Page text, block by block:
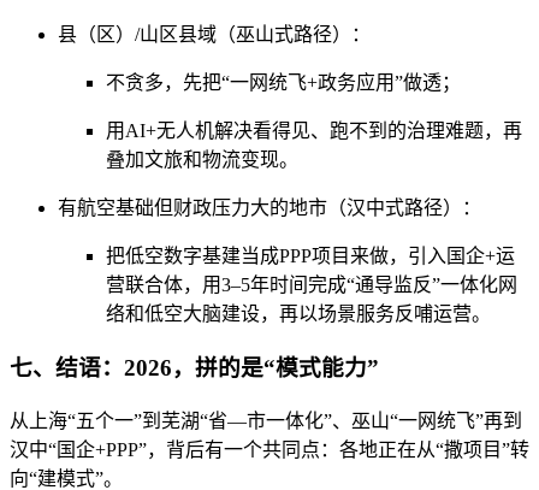
县（区）/山区县域（巫山式路径）：
不贪多，先把“一网统飞+政务应用”做透；
用AI+无人机解决看得见、跑不到的治理难题，再
叠加文旅和物流变现。
有航空基础但财政压力大的地市（汉中式路径）：
把低空数字基建当成PPP项目来做，引入国企+运
营联合体，用3–5年时间完成“通导监反”一体化网
络和低空大脑建设，再以场景服务反哺运营。
七、结语：2026，拼的是“模式能力”
从上海“五个一”到芜湖“省—市一体化”、巫山“一网统飞”再到
汉中“国企+PPP”，背后有一个共同点：各地正在从“撒项目”转
向“建模式”。